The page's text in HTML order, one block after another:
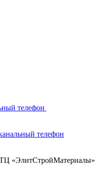
телефон
телефон
ТЦ «ЭлитСтройМатериалы»